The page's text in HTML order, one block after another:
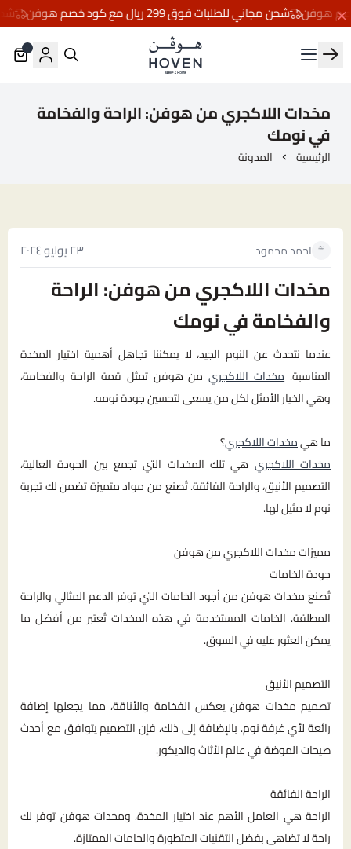
شحن مجاني للطلبات فوق 299 ريال مع كود خصم هوفن شحن
مفارش هوڤن
٠
مخدات اللاكجري من هوفن: الراحة والفخامة
في نومك
الرئيسية المدونة
احمد محمود ٢٣ يوليو ٢٠٢٤
مخدات اللاكجري من هوفن: الراحة
والفخامة في نومك
عندما نتحدث عن النوم الجيد، لا يمكننا تجاهل أهمية اختيار المخدة
المناسبة.مخدات اللاكجريمن هوفن تمثل قمة الراحة والفخامة،
وهي الخيار الأمثل لكل من يسعى لتحسين جودة نومه.
ما هيمخدات اللاكجري؟
مخدات اللاكجري هي تلك المخدات التي تجمع بين الجودة العالية،
التصميم الأنيق، والراحة الفائقة. تُصنع من مواد متميزة تضمن لك تجربة
نوم لا مثيل لها.
مميزات مخدات اللاكجري من هوفن
جودة الخامات
تُصنع مخدات هوفن من أجود الخامات التي توفر الدعم المثالي والراحة
المطلقة. الخامات المستخدمة في هذه المخدات تُعتبر من أفضل ما
يمكن العثور عليه في السوق.
التصميم الأنيق
تصميم مخدات هوفن يعكس الفخامة والأناقة، مما يجعلها إضافة
رائعة لأي غرفة نوم. بالإضافة إلى ذلك، فإن التصميم يتوافق مع أحدث
صيحات الموضة في عالم الأثاث والديكور.
الراحة الفائقة
الراحة هي العامل الأهم عند اختيار المخدة، ومخدات هوفن توفر لك
راحة لا تضاهى بفضل التقنيات المتطورة والخامات الممتازة.